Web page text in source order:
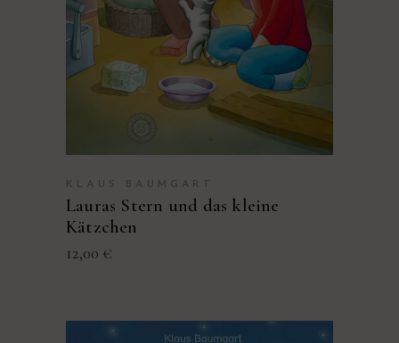
KLAUS BAUMGART
Lauras Stern und das kleine
Kätzchen
12,00 €